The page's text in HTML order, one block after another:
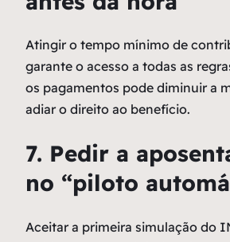
Atingir o tempo mínimo de
garante o acesso a todas as
os pagamentos pode diminuir a
adiar o direito ao benefício.
7. Pedir a
no “piloto
Aceitar a primeira simulação do